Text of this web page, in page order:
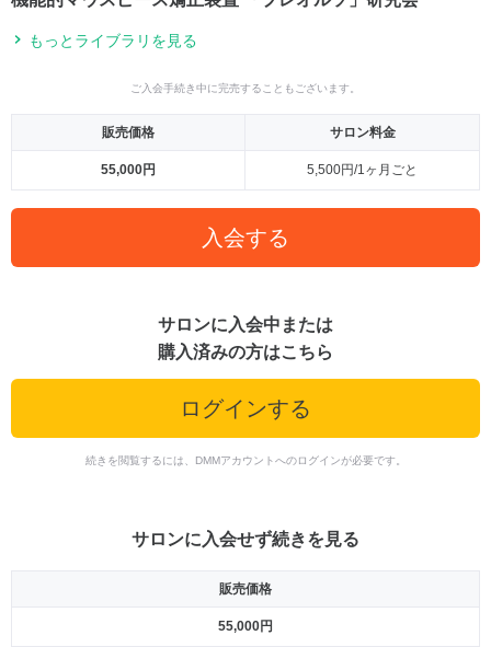
もっとライブラリを見る
ご入会手続き中に完売することもございます。
販売価格 サロン料金
55,000円 5,500円/1ヶ月ごと
入会する
サロンに入会中または
購入済みの方はこちら
ログインする
続きを閲覧するには、DMMアカウントへのログインが必要です。
サロンに入会せず続きを見る
販売価格
55,000円